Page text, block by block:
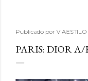
Publicado por VIAESTILO
PARIS: DIOR A/